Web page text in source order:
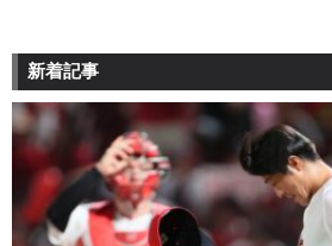
新着記事